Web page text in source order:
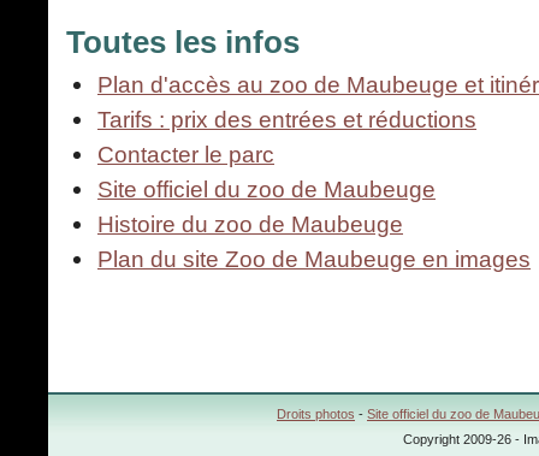
Toutes les infos
Plan d'accès au zoo de Maubeuge et
Tarifs : prix des entrées et réductions
Contacter le parc
Site officiel du zoo de Maubeuge
Histoire du zoo de Maubeuge
Plan du site Zoo de Maubeuge en images
Droits photos - Site officiel du zoo de
Copyright 2009-26 -